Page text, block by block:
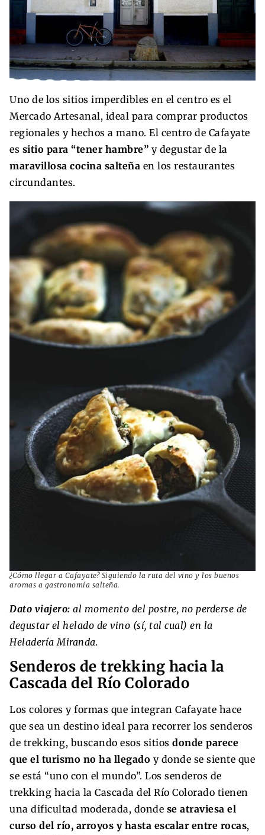
Uno de los sitios imperdibles en el centro es el
Mercado Artesanal, ideal para comprar productos
regionales y hechos a mano. El centro de Cafayate
es sitio para “tener hambre” y degustar de la
maravillosa cocina salteña en los restaurantes
circundantes.
¿Cómo llegar a Cafayate? Siguiendo la ruta del vino y los buenos
aromas a gastronomía salteña.
Dato viajero: al momento del postre, no perderse de
degustar el helado de vino (sí, tal cual) en la
Heladería Miranda.
Senderos de trekking hacia la
Cascada del Río Colorado
Los colores y formas que integran Cafayate hace
que sea un destino ideal para recorrer los senderos
de trekking, buscando esos sitios donde parece
que el turismo no ha llegado y donde se siente que
se está “uno con el mundo”. Los senderos de
trekking hacia la Cascada del Río Colorado tienen
una dificultad moderada, donde se atraviesa el
curso del río, arroyos y hasta escalar entre rocas,